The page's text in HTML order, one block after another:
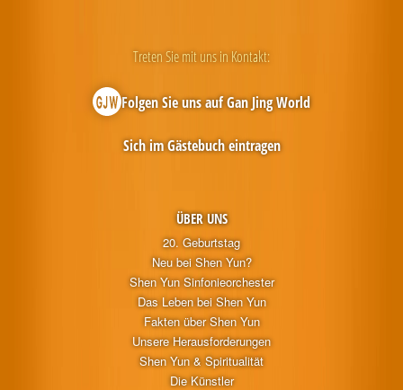
ÜBER UNS
20. Geburtstag
Neu bei Shen Yun?
Shen Yun Sinfonieorchester
Das Leben bei Shen Yun
Fakten über Shen Yun
Unsere Herausforderungen
Shen Yun & Spiritualität
Die Künstler
Treten Sie mit uns in Kontakt:
Folgen Sie uns auf Gan Jing World
Sich im Gästebuch eintragen